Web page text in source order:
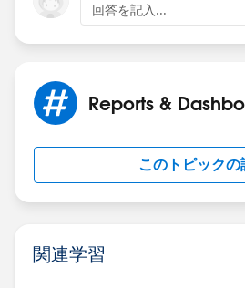
回答を記入...
Reports &
このトピックの
関連学習